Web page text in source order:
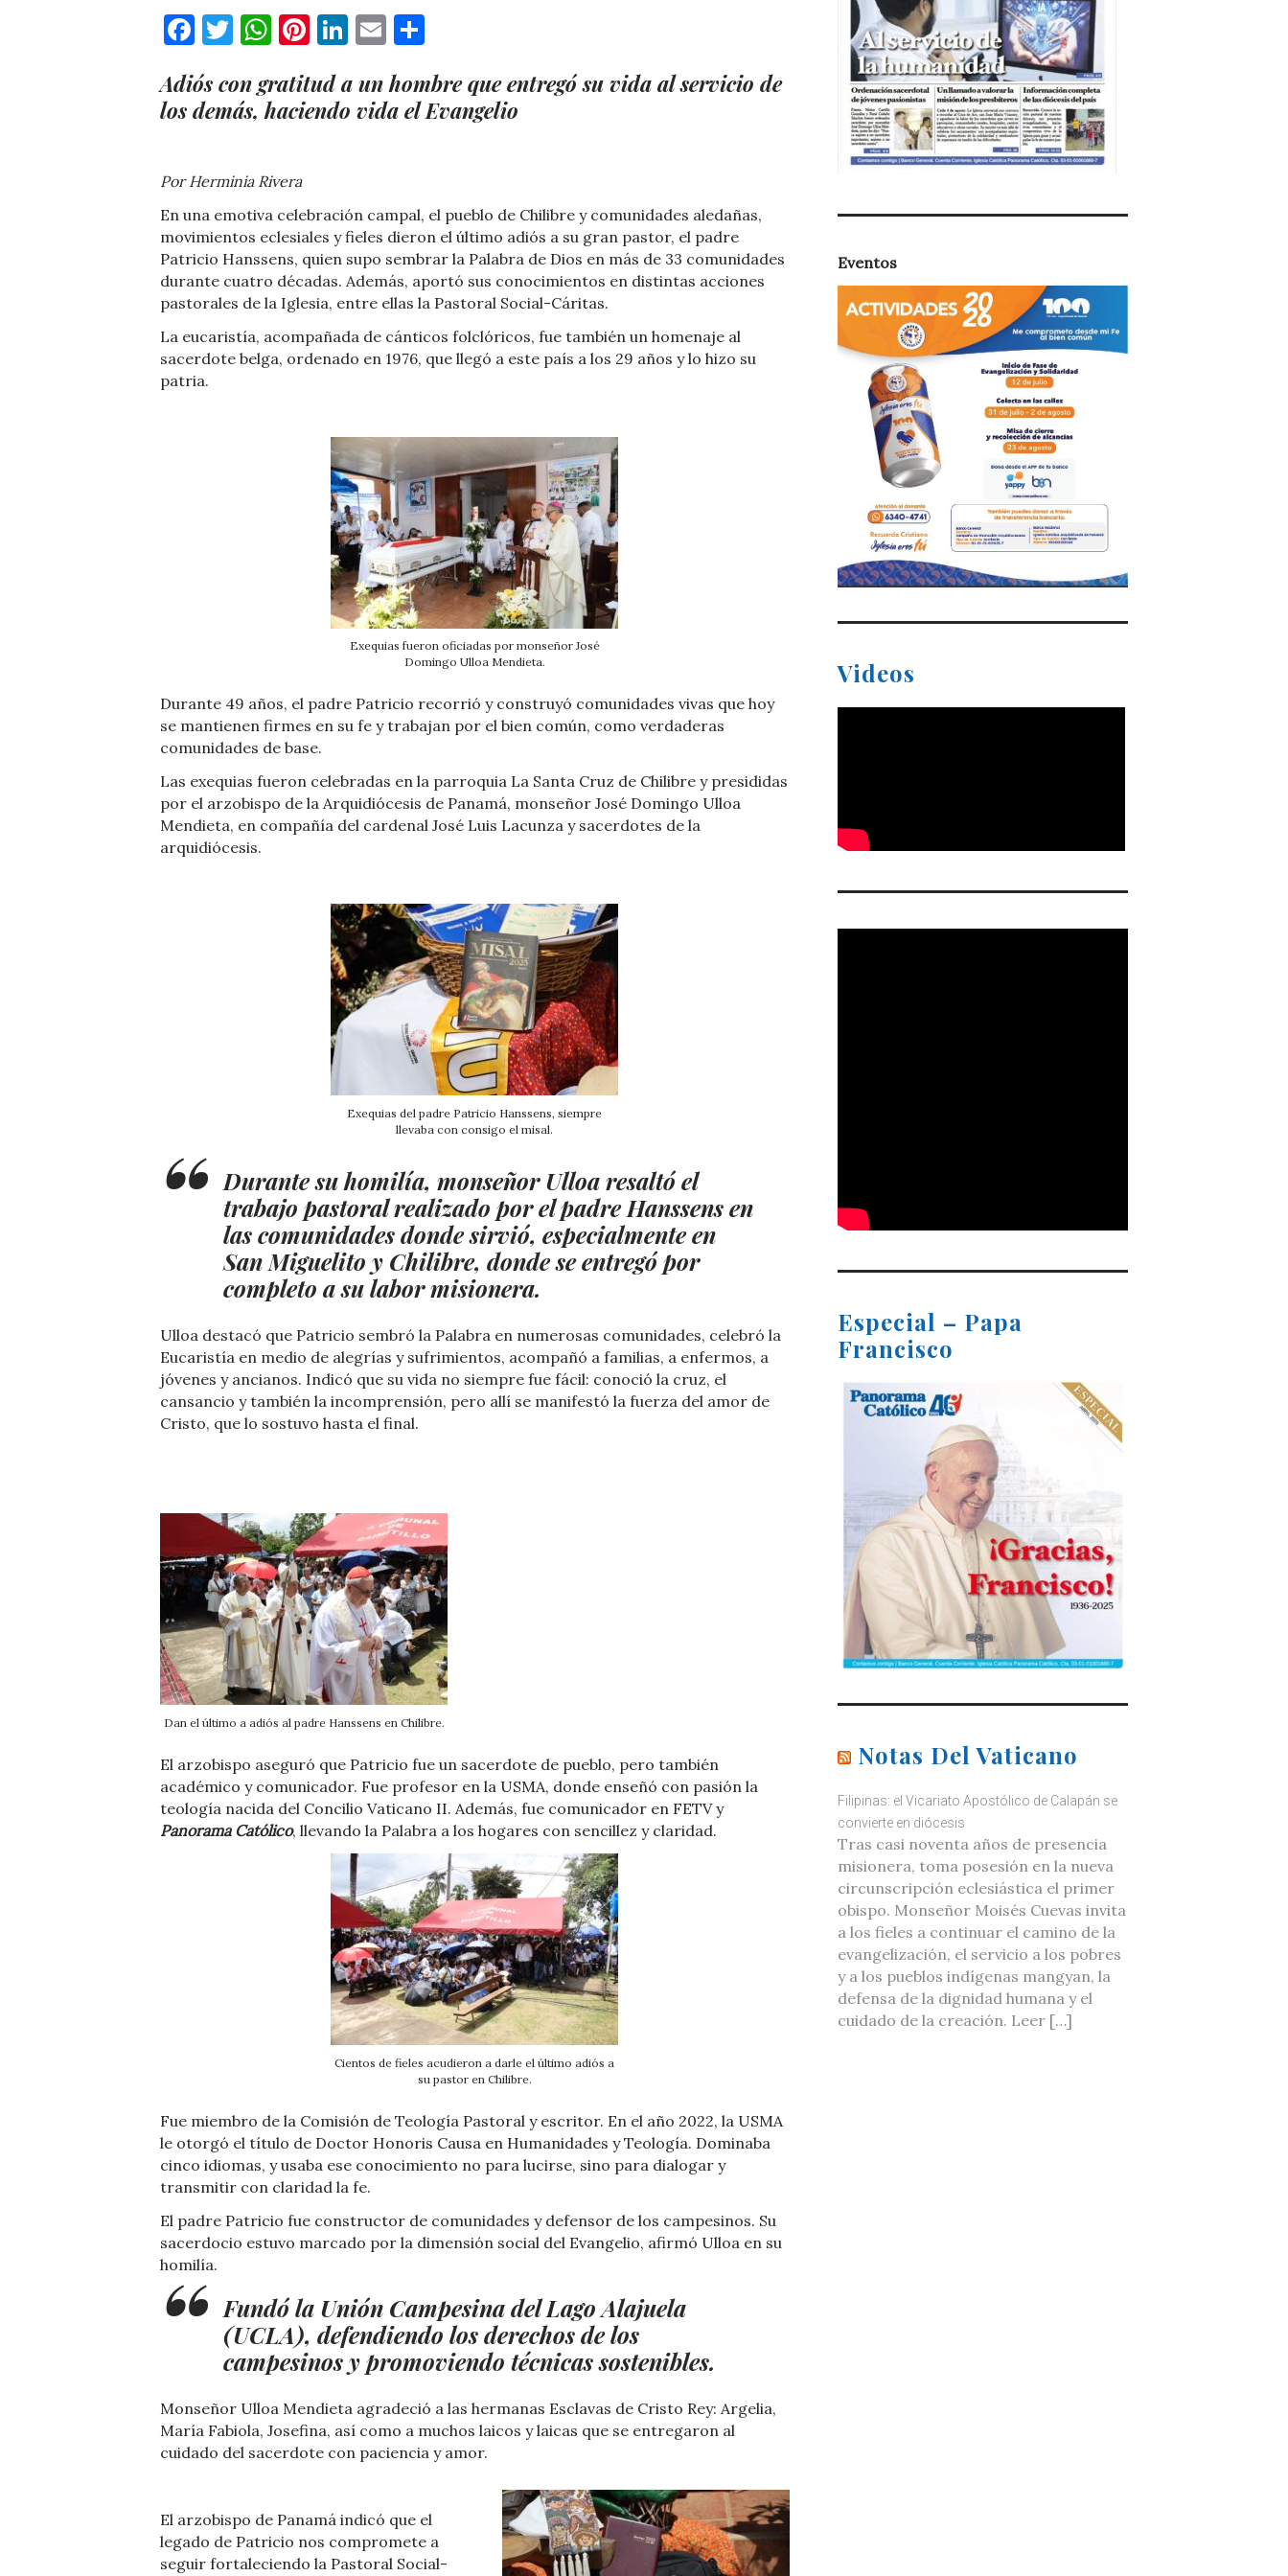
Facebook
Twitter
WhatsApp
Pinterest
LinkedIn
Email
Adiós con gratitud a un hombre que entregó su vida al servicio de
los demás, haciendo vida el Evangelio
Por Herminia Rivera
En una emotiva celebración campal, el pueblo de Chilibre y comunidades aledañas,
movimientos eclesiales y fieles dieron el último adiós a su gran pastor, el padre
Patricio Hanssens, quien supo sembrar la Palabra de Dios en más de 33 comunidades
durante cuatro décadas. Además, aportó sus conocimientos en distintas acciones
pastorales de la Iglesia, entre ellas la Pastoral Social-Cáritas.
La eucaristía, acompañada de cánticos folclóricos, fue también un homenaje al
sacerdote belga, ordenado en 1976, que llegó a este país a los 29 años y lo hizo su
patria.
Exequias fueron oficiadas por monseñor José
Domingo Ulloa Mendieta.
Durante 49 años, el padre Patricio recorrió y construyó comunidades vivas que hoy
se mantienen firmes en su fe y trabajan por el bien común, como verdaderas
comunidades de base.
Las exequias fueron celebradas en la parroquia La Santa Cruz de Chilibre y presididas
por el arzobispo de la Arquidiócesis de Panamá, monseñor José Domingo Ulloa
Mendieta, en compañía del cardenal José Luis Lacunza y sacerdotes de la
arquidiócesis.
Exequias del padre Patricio Hanssens, siempre
llevaba con consigo el misal.
Durante su homilía, monseñor Ulloa resaltó el
trabajo pastoral realizado por el padre Hanssens en
las comunidades donde sirvió, especialmente en
San Miguelito y Chilibre, donde se entregó por
completo a su labor misionera.
Ulloa destacó que Patricio sembró la Palabra en numerosas comunidades, celebró la
Eucaristía en medio de alegrías y sufrimientos, acompañó a familias, a enfermos, a
jóvenes y ancianos. Indicó que su vida no siempre fue fácil: conoció la cruz, el
cansancio y también la incomprensión, pero allí se manifestó la fuerza del amor de
Cristo, que lo sostuvo hasta el final.
Dan el último a adiós al padre Hanssens en Chilibre.
El arzobispo aseguró que Patricio fue un sacerdote de pueblo, pero también
académico y comunicador. Fue profesor en la USMA, donde enseñó con pasión la
teología nacida del Concilio Vaticano II. Además, fue comunicador en FETV y
Panorama Católico, llevando la Palabra a los hogares con sencillez y claridad.
Cientos de fieles acudieron a darle el último adiós a
su pastor en Chilibre.
Fue miembro de la Comisión de Teología Pastoral y escritor. En el año 2022, la USMA
le otorgó el título de Doctor Honoris Causa en Humanidades y Teología. Dominaba
cinco idiomas, y usaba ese conocimiento no para lucirse, sino para dialogar y
transmitir con claridad la fe.
El padre Patricio fue constructor de comunidades y defensor de los campesinos. Su
sacerdocio estuvo marcado por la dimensión social del Evangelio, afirmó Ulloa en su
homilía.
Fundó la Unión Campesina del Lago Alajuela
(UCLA), defendiendo los derechos de los
campesinos y promoviendo técnicas sostenibles.
Monseñor Ulloa Mendieta agradeció a las hermanas Esclavas de Cristo Rey: Argelia,
María Fabiola, Josefina, así como a muchos laicos y laicas que se entregaron al
cuidado del sacerdote con paciencia y amor.
El arzobispo de Panamá indicó que el
legado de Patricio nos compromete a
seguir fortaleciendo la Pastoral Social-
Eventos
Videos
Especial – Papa
Francisco
Notas Del Vaticano
Filipinas: el Vicariato Apostólico de Calapán se
convierte en diócesis
Tras casi noventa años de presencia
misionera, toma posesión en la nueva
circunscripción eclesiástica el primer
obispo. Monseñor Moisés Cuevas invita
a los fieles a continuar el camino de la
evangelización, el servicio a los pobres
y a los pueblos indígenas mangyan, la
defensa de la dignidad humana y el
cuidado de la creación. Leer […]